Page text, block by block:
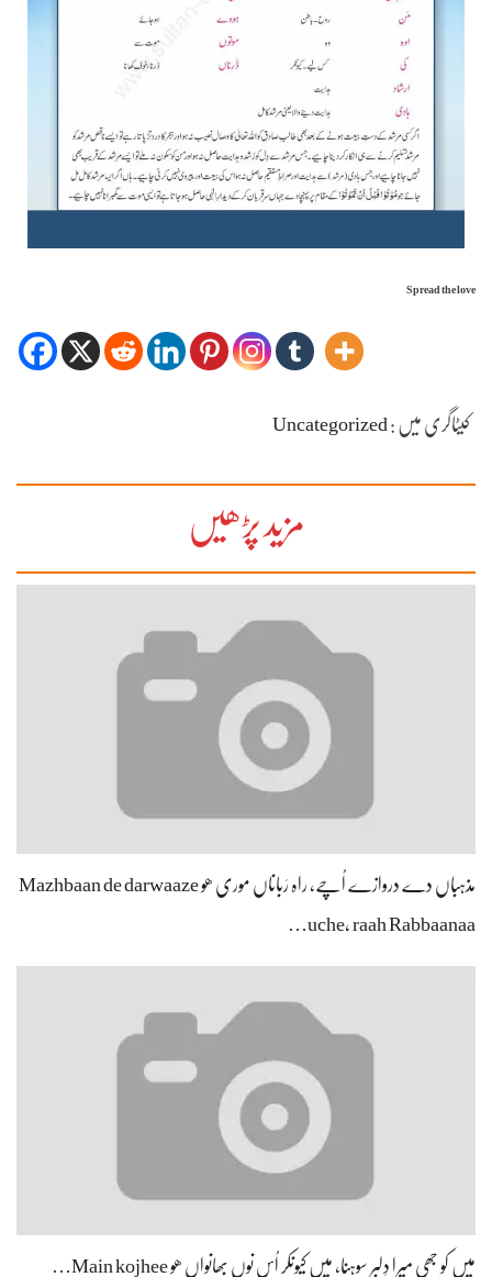
Spread the love
کیٹاگری میں : Uncategorized
مزید پڑھیں
مذہباں دے دروازے اُچے، راہ رَباناں موری ھو Mazhbaan de darwaaze
uche, raah Rabbaanaa…
میں کو جھی میرا دِلبر سوہنا، میں کیونکر اُس نوں بھانواں ھو Main kojhee…